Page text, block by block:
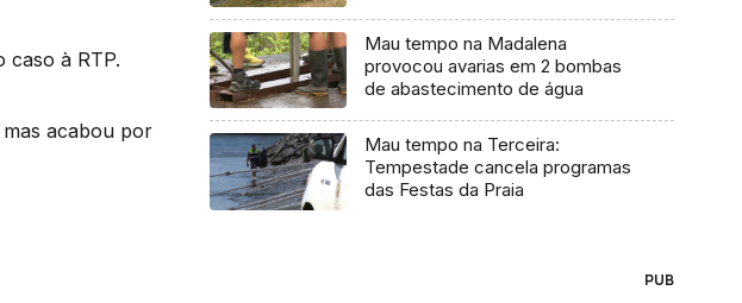
caso à RTP.
acabou por
Mau tempo na Madalena
provocou avarias em 2 bombas
de abastecimento de água
Mau tempo na Terceira:
Tempestade cancela programas
das Festas da Praia
PUB